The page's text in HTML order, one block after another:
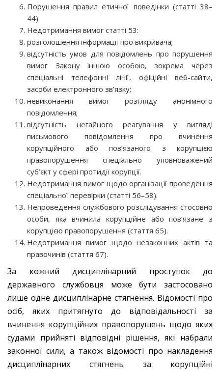
Порушення правил етичної поведінки (статті 38–
44).
Недотримання вимог статті 53:
розголошення інформації про викривача;
відсутність умов для повідомлень про порушення
вимог Закону іншою особою, зокрема через
спеціальні телефонні лінії, офіційні веб-сайти,
засоби електронного зв’язку;
невиконання вимог розгляду анонімного
повідомлення;
відсутність негайного реагування у вигляді
письмового повідомлення про вчинення
корупційного або пов’язаного з корупцією
правопорушення спеціально уповноважений
суб’єкт у сфері протидії корупції.
Недотримання вимог щодо організації проведення
спеціальної перевірки (статті 56–58).
Непроведення службового розслідування стосовно
особи, яка вчинила корупційне або пов’язане з
корупцією правопорушення (стаття 65).
Недотримання вимог щодо незаконних актів та
правочинів (стаття 67).
За кожний дисциплінарний проступок до
державного службовця може бути застосовано
лише одне дисциплінарне стягнення. Відомості про
осіб, яких притягнуто до відповідальності за
вчинення корупційних правопорушень щодо яких
судами прийняті відповідні рішення, які набрали
законної сили, а також відомості про накладення
дисциплінарних стягнень за корупційні